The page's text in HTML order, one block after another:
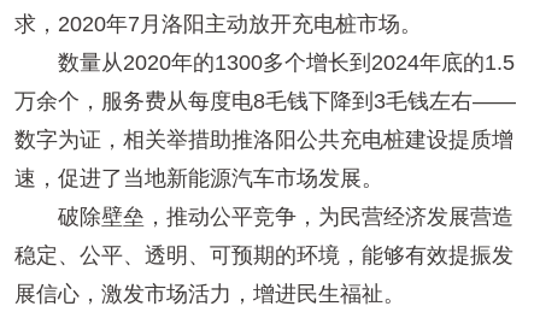
求，2020年7月洛阳主动放开充电桩市场。
数量从2020年的1300多个增长到2024年底的1.5
万余个，服务费从每度电8毛钱下降到3毛钱左右——
数字为证，相关举措助推洛阳公共充电桩建设提质增
速，促进了当地新能源汽车市场发展。
破除壁垒，推动公平竞争，为民营经济发展营造
稳定、公平、透明、可预期的环境，能够有效提振发
展信心，激发市场活力，增进民生福祉。